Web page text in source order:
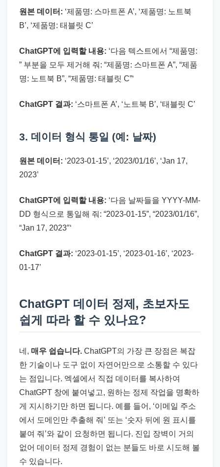
원본 데이터: ‘제품명: 스마트폰 A’, ‘제품명: 노트북
B’, ‘제품명: 태블릿 C’
ChatGPT에 입력할 내용: ‘다음 텍스트에서 “제품명:
” 부분을 모두 제거해 줘: “제품명: 스마트폰 A”, “제품
명: 노트북 B”, “제품명: 태블릿 C”‘
ChatGPT 결과: ‘스마트폰 A’, ‘노트북 B’, ‘태블릿 C’
3. 데이터 형식 통일 (예: 날짜)
원본 데이터: ‘2023-01-15’, ‘2023/01/16’, ‘Jan 17,
2023’
ChatGPT에 입력할 내용: ‘다음 날짜들을 YYYY-MM-
DD 형식으로 통일해 줘: “2023-01-15”, “2023/01/16”,
“Jan 17, 2023″‘
ChatGPT 결과: ‘2023-01-15’, ‘2023-01-16’, ‘2023-
01-17’
ChatGPT 데이터 정제, 초보자도
쉽게 따라 할 수 있나요?
네, 매우 쉽습니다. ChatGPT의 가장 큰 장점은 복잡
한 기술이나 도구 없이 자연어만으로 소통할 수 있다
는 점입니다. 엑셀에서 직접 데이터를 복사하여
ChatGPT 창에 붙여넣고, 원하는 정제 작업을 명확하
게 지시하기만 하면 됩니다. 예를 들어, ‘이메일 주소
에서 도메인만 추출해 줘’ 또는 ‘숫자 뒤에 원 표시를
붙여 줘’와 같이 요청하면 됩니다. 진입 장벽이 거의
없어 데이터 정제 경험이 없는 분들도 바로 시도해 볼
수 있습니다.